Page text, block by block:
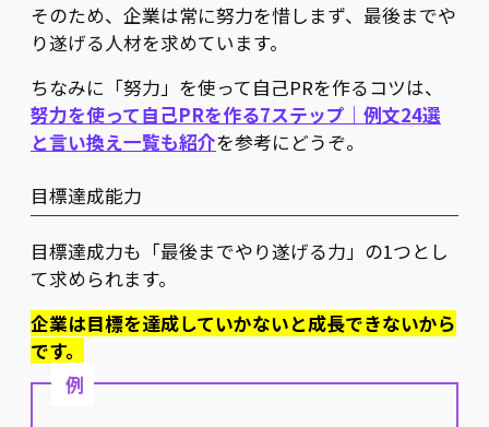
そのため、企業は常に努力を惜しまず、最後までや
り遂げる人材を求めています。
ちなみに「努力」を使って自己PRを作るコツは、
努力を使って自己PRを作る7ステップ｜例文24選
と言い換え一覧も紹介を参考にどうぞ。
目標達成能力
目標達成力も「最後までやり遂げる力」の1つとし
て求められます。
企業は目標を達成していかないと成長できないから
です。
例